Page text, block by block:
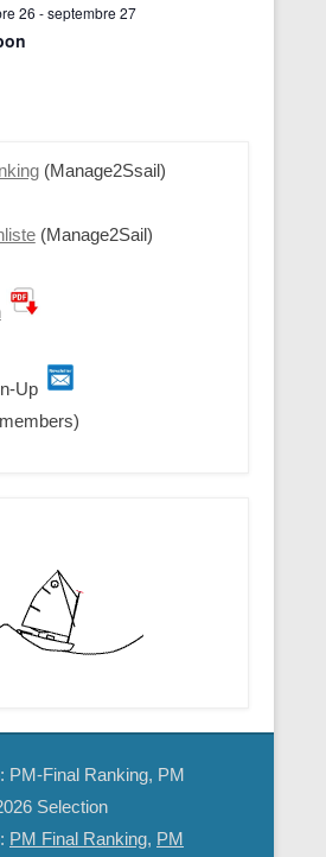
26 -septembre 27
(Manage2Ssail)
(Manage2Sail)
Up
: PM-Final Ranking, PM
Selection
: PM Final Ranking, PM